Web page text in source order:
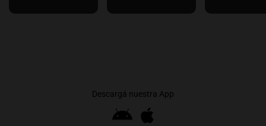
Descargá nuestra App